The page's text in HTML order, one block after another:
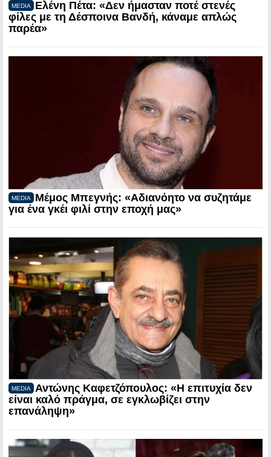
MEDIA
Ελένη Πέτα: «Δεν ήμασταν ποτέ στενές
φίλες με τη Δέσποινα Βανδή, κάναμε απλώς
παρέα»
MEDIA
Μέμος Μπεγνής: «Αδιανόητο να συζητάμε
για ένα γκέι φιλί στην εποχή μας»
MEDIA
Αντώνης Καφετζόπουλος: «Η επιτυχία δεν
είναι καλό πράγμα, σε εγκλωβίζει στην
επανάληψη»